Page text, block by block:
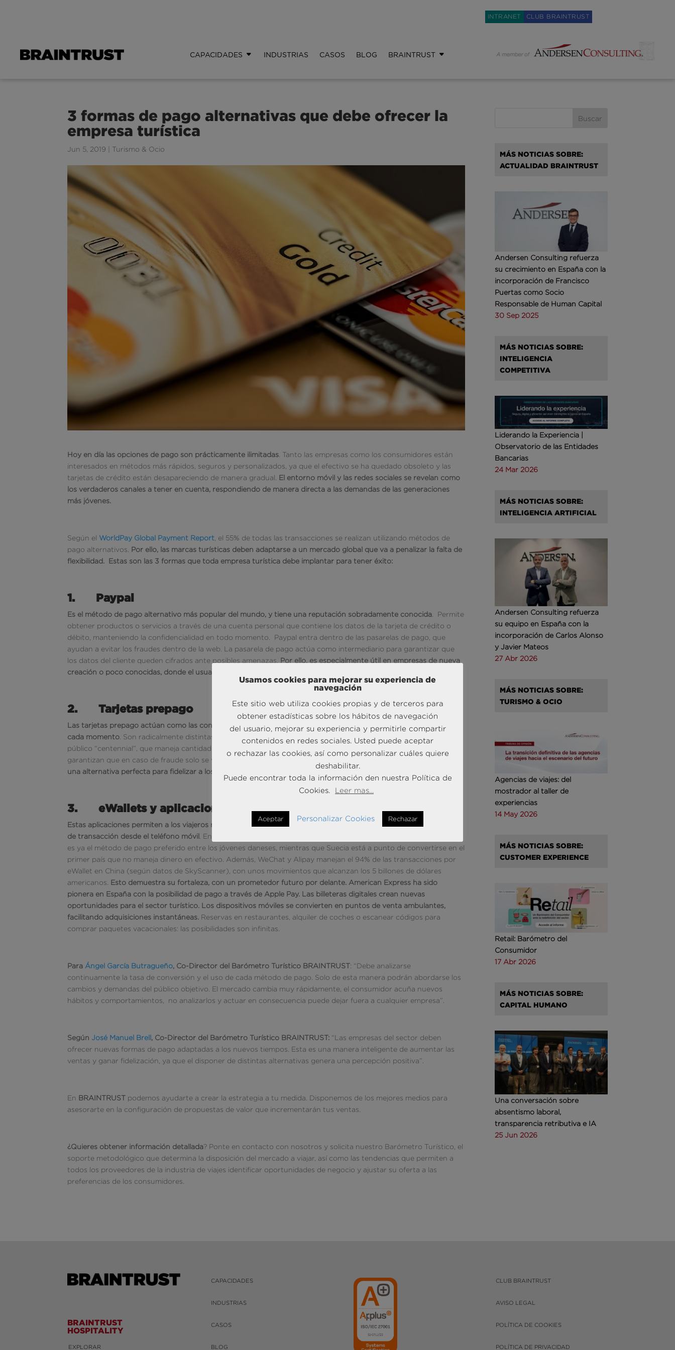
INTRANET CLUB BRAINTRUST
CAPACIDADES INDUSTRIAS CASOS BLOG BRAINTRUST
3 formas de pago alternativas que debe ofrecer la
empresa turística
Jun 5, 2019 Turismo & Ocio
Hoy en día las opciones de pago son prácticamente ilimitadas . Tanto las empresas como los consumidores están
interesados ​​en métodos más rápidos, seguros y personalizados, ya que el efectivo se ha quedado obsoleto y las
tarjetas de crédito están desapareciendo de manera gradual. El entorno móvil y las redes sociales se revelan como
los verdaderos canales a tener en cuenta, respondiendo de manera directa a las demandas de las generaciones
más jóvenes.
Según el WorldPay Global Payment Report , el 55% de todas las transacciones se realizan utilizando métodos de
pago alternativos. Por ello, las marcas turísticas deben adaptarse a un mercado global que va a penalizar la falta de
flexibilidad.
Estas son las 3 formas que toda empresa turística debe implantar para tener éxito:
1. Paypal
Es el método de pago alternativo más popular del mundo, y tiene una reputación sobradamente conocida . Permite
obtener productos o servicios a través de una cuenta personal que contiene los datos de la tarjeta de crédito o
débito, manteniendo la confidencialidad en todo momento. Paypal entra dentro de las pasarelas de pago, que
ayudan a evitar los fraudes dentro de la web. La pasarela de pago actúa como intermediario para garantizar que
los datos del cliente queden cifrados ante posibles amenazas. Por ello, es especialmente útil en empresas de nueva
creación o poco conocidas, donde el usuario prefiere no exponer su información personal.
2.Tarjetas prepago
Las tarjetas prepago actúan como las conocidas para teléfono móvil, en las que se fija una cantidad concreta para
cada momento . Son radicalmente distintas a las de crédito, impidiendo acumular deuda y siendo ideales para un
público “centennial”, que maneja cantidades limitadas y necesita de mayor control de gasto. En el marco online
garantizan que en caso de fraude solo se vea afectada la cantidad de dinero previamente cargada.
En definitiva, es
una alternativa perfecta para fidelizar a los viajeros más jóvenes.
3.eWallets y aplicaciones
Estas aplicaciones permiten a los viajeros realizar reservas, pagar productos o servicios y completar cualquier tipo
de transacción desde el teléfono móvil . En Europa estamos viendo un auge de las billeteras electrónicas: MobilePay
es ya el método de pago preferido entre los jóvenes daneses, mientras que Suecia está a punto de convertirse en el
primer país que no maneja dinero en efectivo. Además, WeChat y Alipay manejan el 94% de las transacciones por
eWallet en China (según datos de SkyScanner), con unos movimientos que alcanzan los 5 billones de dólares
americanos. Esto demuestra su fortaleza, con un prometedor futuro por delante. American Express ha sido
pionera en España con la posibilidad de pago a través de Apple Pay. Las billeteras digitales crean nuevas
oportunidades para el sector turístico. Los dispositivos móviles se convierten en puntos de venta ambulantes,
facilitando adquisiciones instantáneas. Reservas en restaurantes, alquiler de coches o escanear códigos para
comprar paquetes vacacionales: las posibilidades son infinitas.
Para Ángel García Butragueño , Co-Director del Barómetro Turístico BRAINTRUST: “Debe analizarse
continuamente la tasa de conversión y el uso de cada método de pago. Solo de esta manera podrán abordarse los
cambios y demandas del público objetivo. El mercado cambia muy rápidamente, el consumidor acuña nuevos
hábitos y comportamientos, no analizarlos y actuar en consecuencia puede dejar fuera a cualquier empresa”.
Según José Manuel Brell , Co-Director del Barómetro Turístico BRAINTRUST: “Las empresas del sector deben
ofrecer nuevas formas de pago adaptadas a los nuevos tiempos. Esta es una manera inteligente de aumentar las
ventas y ganar fidelización, ya que el disponer de distintas alternativas genera una percepción positiva”.
En BRAINTRUST podemos ayudarte a crear la estrategia a tu medida. Disponemos de los mejores medios para
asesorarte en la configuración de propuestas de valor que incrementarán tus ventas.
¿Quieres obtener información detallada? Ponte en contacto con nosotros y solicita nuestro Barómetro Turístico, el
soporte metodológico que determina la disposición del mercado a viajar, así como las tendencias que permiten a
todos los proveedores de la industria de viajes identificar oportunidades de negocio y ajustar su oferta a las
preferencias de los consumidores.
MÁS NOTICIAS SOBRE:
ACTUALIDAD BRAINTRUST
Andersen Consulting refuerza
su crecimiento en España con la
incorporación de Francisco
Puertas como Socio
Responsable de Human Capital
30 Sep 2025
MÁS NOTICIAS SOBRE:
INTELIGENCIA
COMPETITIVA
Liderando la Experiencia |
Observatorio de las Entidades
Bancarias
24 Mar 2026
MÁS NOTICIAS SOBRE:
INTELIGENCIA ARTIFICIAL
Andersen Consulting refuerza
su equipo en España con la
incorporación de Carlos Alonso
y Javier Mateos
27 Abr 2026
MÁS NOTICIAS SOBRE:
TURISMO & OCIO
Agencias de viajes: del
mostrador al taller de
experiencias
14 May 2026
MÁS NOTICIAS SOBRE:
CUSTOMER EXPERIENCE
Retail: Barómetro del
Consumidor
17 Abr 2026
MÁS NOTICIAS SOBRE:
CAPITAL HUMANO
Una conversación sobre
absentismo laboral,
transparencia retributiva e IA
25 Jun 2026
BRAINTRUST
HOSPITALITY
EXPLORAR
CAPACIDADES
INDUSTRIAS
CASOS
BLOG
CLUB BRAINTRUST
AVISO LEGAL
POLÍTICA DE COOKIES
POLÍTICA DE PRIVACIDAD
Usamos cookies para mejorar su experiencia de
navegación
Este sitio web utiliza cookies propias y de terceros para
obtener estadísticas sobre los hábitos de navegación
del usuario, mejorar su experiencia y permitirle compartir
contenidos en redes sociales. Usted puede aceptar
o rechazar las cookies, así como personalizar cuáles quiere
deshabilitar.
Puede encontrar toda la información den nuestra Política de
Cookies.
Leer mas...
Aceptar Personalizar Cookies Rechazar